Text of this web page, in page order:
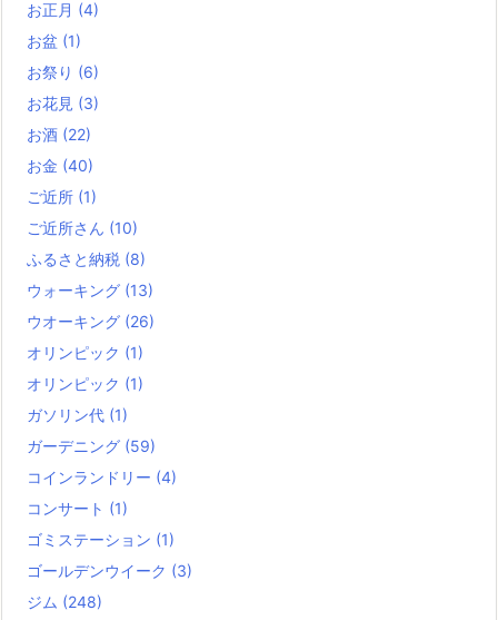
お正月 (4)
お盆 (1)
お祭り (6)
お花見 (3)
お酒 (22)
お金 (40)
ご近所 (1)
ご近所さん (10)
ふるさと納税 (8)
ウォーキング (13)
ウオーキング (26)
オリンピック (1)
オリンピック (1)
ガソリン代 (1)
ガーデニング (59)
コインランドリー (4)
コンサート (1)
ゴミステーション (1)
ゴールデンウイーク (3)
ジム (248)